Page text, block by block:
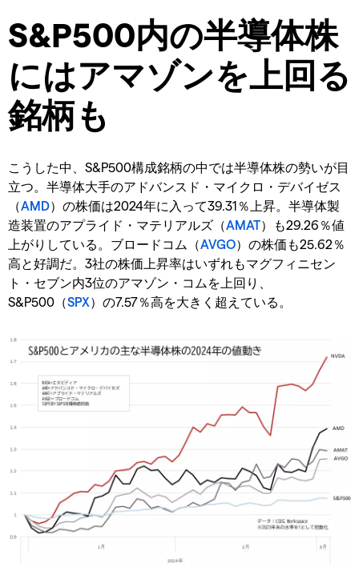
S&P500内の半導体株
にはアマゾンを上回る
銘柄も
こうした中、S&P500構成銘柄の中では半導体株の勢いが目
立つ。半導体大手のアドバンスド・マイクロ・デバイゼス
（AMD）の株価は2024年に入って39.31％上昇。半導体製
造装置のアプライド・マテリアルズ（AMAT）も29.26％値
上がりしている。ブロードコム（AVGO）の株価も25.62％
高と好調だ。3社の株価上昇率はいずれもマグフィニセン
ト・セブン内3位のアマゾン・コムを上回り、
S&P500（SPX）の7.57％高を大きく超えている。